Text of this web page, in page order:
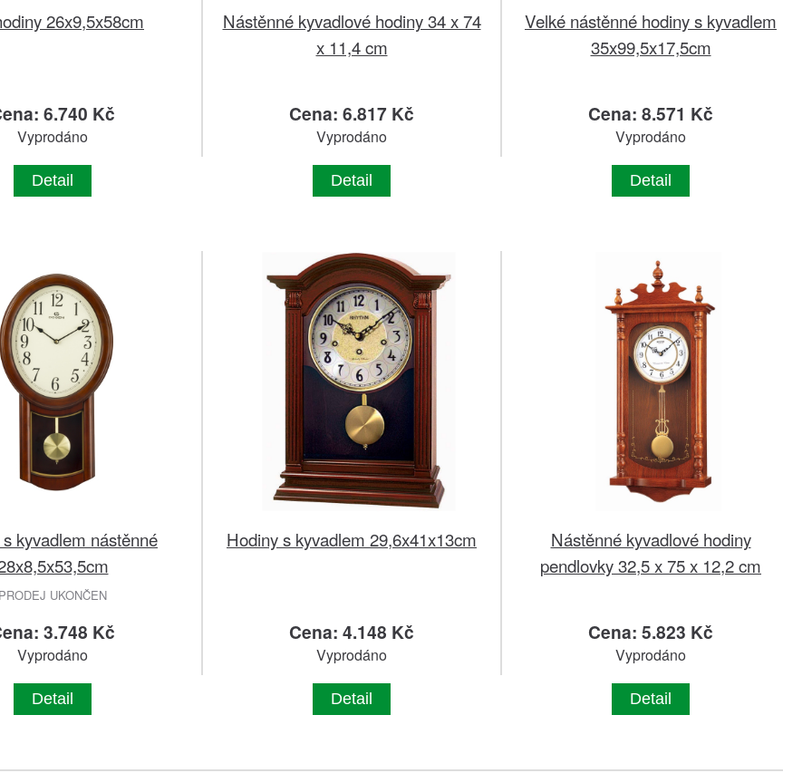
26x9,5x58cm
6.740 Kč
Vyprodáno
Detail
Nástěnné kyvadlové hodiny 34 x 74
x 11,4 cm
Cena: 6.817 Kč
Vyprodáno
Detail
Velké nástěnné hodiny s kyvadlem
35x99,5x17,5cm
Cena: 8.571 Kč
Vyprodáno
Detail
kyvadlem nástěnné
UKONČEN
3.748 Kč
Vyprodáno
Detail
Hodiny s kyvadlem 29,6x41x13cm
Cena: 4.148 Kč
Vyprodáno
Detail
Nástěnné kyvadlové hodiny
pendlovky 32,5 x 75 x 12,2 cm
Cena: 5.823 Kč
Vyprodáno
Detail